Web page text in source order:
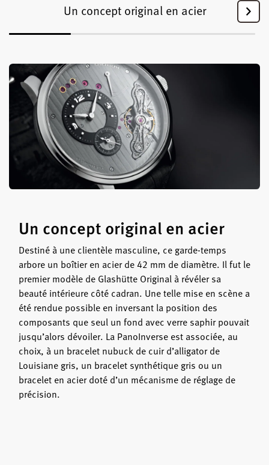
Un concept original en acier
Un concept original en acier
Destiné à une clientèle masculine, ce garde-temps
arbore un boîtier en acier de 42 mm de diamètre. Il fut le
premier modèle de Glashütte Original à révéler sa
beauté intérieure côté cadran. Une telle mise en scène a
été rendue possible en inversant la position des
composants que seul un fond avec verre saphir pouvait
jusqu’alors dévoiler. La PanoInverse est associée, au
choix, à un bracelet nubuck de cuir d’alligator de
Louisiane gris, un bracelet synthétique gris ou un
bracelet en acier doté d’un mécanisme de réglage de
précision.